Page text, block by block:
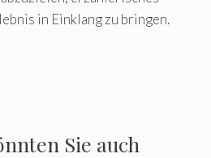
in Einklang zu bringen.
Sie auch